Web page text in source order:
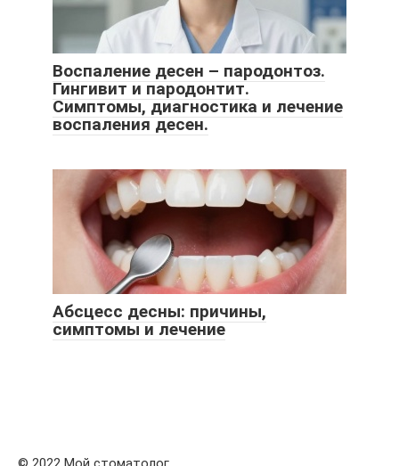
Воспаление десен – пародонтоз.
Гингивит и пародонтит.
Симптомы, диагностика и лечение
воспаления десен.
Абсцесс десны: причины,
симптомы и лечение